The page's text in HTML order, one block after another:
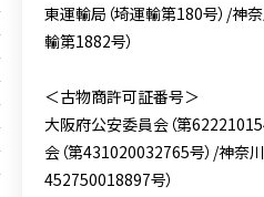
東運輸局（埼運輸第180号）/神
輸第1882号）
＜古物商許可証番号＞
大阪府公安委員会（第
会（第431020032765号）/神奈
452750018897号）